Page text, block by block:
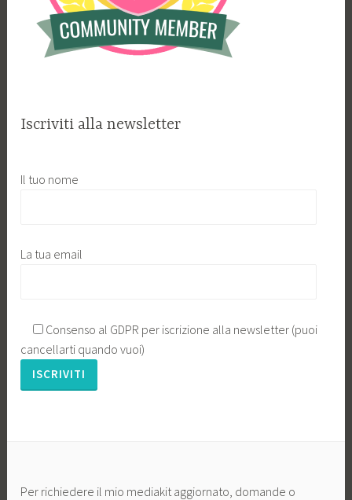
Iscriviti alla newsletter
Il tuo nome
La tua email
Consenso al GDPR per iscrizione alla newsletter (puoi
cancellarti quando vuoi)
Per richiedere il mio mediakit aggiornato, domande o